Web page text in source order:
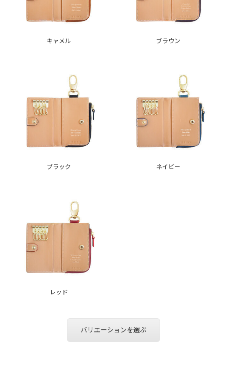
キャメル ブラウン
ブラック ネイビー
レッド
バリエーションを選ぶ